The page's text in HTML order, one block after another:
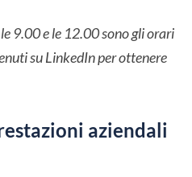
9.00 e le 12.00 sono gli orari
su LinkedIn per ottenere
aziendali